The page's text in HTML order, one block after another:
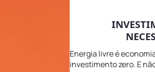
Energia livre é
investimento zero. E